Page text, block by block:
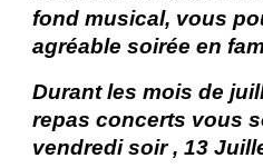
fond musical, vous
agréable soirée en
Durant les mois de
repas concerts vous
vendredi soir , 13